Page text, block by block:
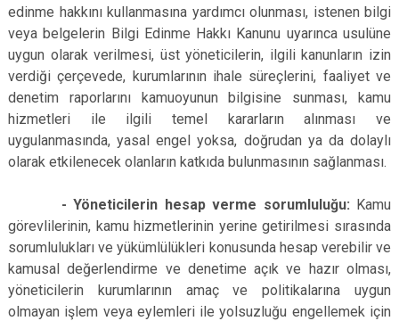
edinme hakkını kullanmasına yardımcı olunması, istenen bilgi
veya belgelerin Bilgi Edinme Hakkı Kanunu uyarınca usulüne
uygun olarak verilmesi, üst yöneticilerin, ilgili kanunların izin
verdiği çerçevede, kurumlarının ihale süreçlerini, faaliyet ve
denetim raporlarını kamuoyunun bilgisine sunması, kamu
hizmetleri ile ilgili temel kararların alınması ve
uygulanmasında, yasal engel yoksa, doğrudan ya da dolaylı
olarak etkilenecek olanların katkıda bulunmasının sağlanması.
- Yöneticilerin hesap verme sorumluluğu: Kamu
görevlilerinin, kamu hizmetlerinin yerine getirilmesi sırasında
sorumlulukları ve yükümlülükleri konusunda hesap verebilir ve
kamusal değerlendirme ve denetime açık ve hazır olması,
yöneticilerin kurumlarının amaç ve politikalarına uygun
olmayan işlem veya eylemleri ile yolsuzluğu engellemek için